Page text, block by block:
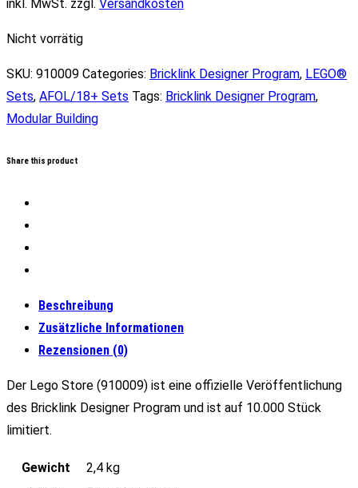
inkl. MwSt. zzgl. Versandkosten
Nicht vorrätig
SKU: 910009 Categories: Bricklink Designer Program, LEGO®
Sets, AFOL/18+ Sets Tags: Bricklink Designer Program,
Modular Building
Share this product
Beschreibung
Zusätzliche Informationen
Rezensionen (0)
Der Lego Store (910009) ist eine offizielle Veröffentlichung
des Bricklink Designer Program und ist auf 10.000 Stück
limitiert.
Gewicht
2,4 kg